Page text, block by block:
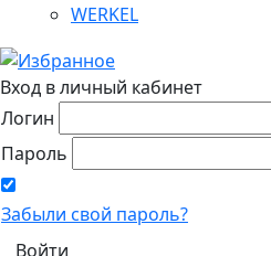
WERKEL
Вход в личный кабинет
Логин
Пароль
Забыли свой пароль?